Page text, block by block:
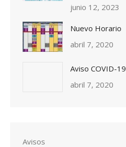
junio 12, 2023
Nuevo Horario
abril 7, 2020
Aviso COVID-19
abril 7, 2020
Avisos